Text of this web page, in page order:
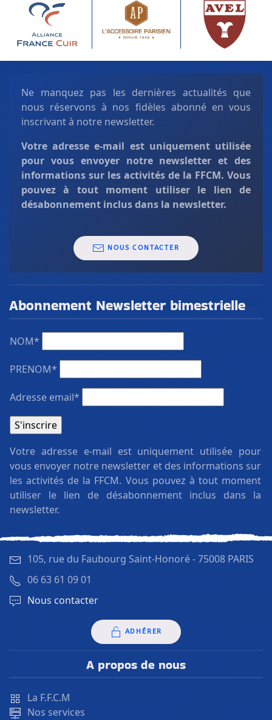
Ne manquez pas les dernières actualités que
nous réservons à nos fidèles abonné en vous
inscrivant à notre newsletter.
Votre adresse e-mail est uniquement utilisée
pour vous envoyer notre newsletter et des
informations sur les activités de la FFCM. Vous
pouvez à tout moment utiliser le lien de
désabonnement inclus dans la newsletter.
NOUS CONTACTER
Abonnement Newsletter bimestrielle
NOM*
PRENOM*
Adresse email*
Votre adresse e-mail est uniquement utilisée pour
vous envoyer notre newsletter et des informations sur
les activités de la FFCM. Vous pouvez à tout moment
utiliser le lien de désabonnement inclus dans la
newsletter.
105, rue du Faubourg Saint-Honoré -75008 PARIS
06 63 61 09 01
Nous contacter
ADHÉRER
A propos de nous
La F.F.C.M
Nos services